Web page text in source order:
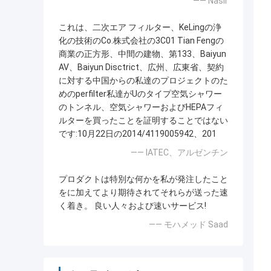
これは、二次エア フィルター、KeLingの浄
化の技術のCo.株式会社の3C01 Tian Fengの
商業の正方形、中間の建物、第133、Baiyun
AV、Baiyun Disctrict、広州、広東省、契約
に対する中国からの私達のプロジェクトのた
めのperfilter私達がUのタイプ空気シャワー
のトンネル、空気シャワーおよびHEPAフィ
ルターを買ったことを証明することではない
です:10月22日の2014/4119005942、201
—— IATEC、アルゼンチン
プロダクトは特別な何かを私が発注したこと
をに加えてより期待されてそれらが送った速
く着き。 良い人々および速いサービス!
—— モハメッド Saad